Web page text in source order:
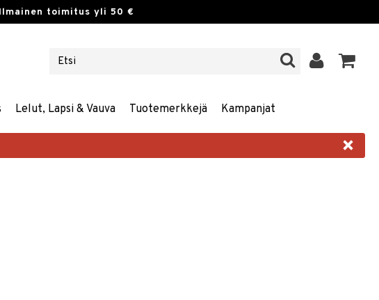
Ilmainen toimitus yli 50 €
Lelut, Lapsi & Vauva Tuotemerkkejä Kampanjat
×